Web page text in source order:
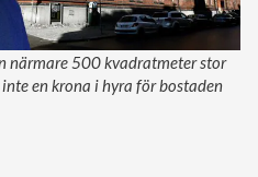
närmare 500 kvadratmeter stor
en krona i hyra för bostaden